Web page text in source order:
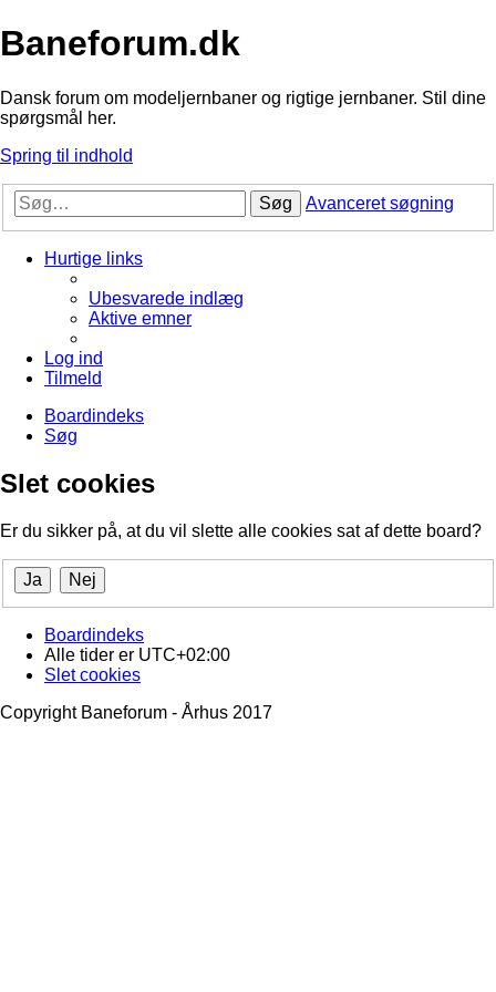
Baneforum.dk
Dansk forum om modeljernbaner og rigtige jernbaner. Stil dine
spørgsmål her.
Spring til indhold
Søg Avanceret søgning
Hurtige links
Ubesvarede indlæg
Aktive emner
Log ind
Tilmeld
Boardindeks
Søg
Slet cookies
Er du sikker på, at du vil slette alle cookies sat af dette board?
Boardindeks
Alle tider er UTC+02:00
Slet cookies
Copyright Baneforum - Århus 2017